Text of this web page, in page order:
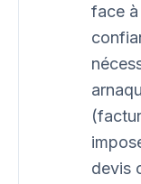
face
devis